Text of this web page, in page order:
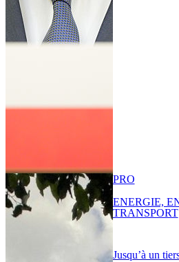
Jusqu’à un
PRO
ENERGIE,
TRANSPORT